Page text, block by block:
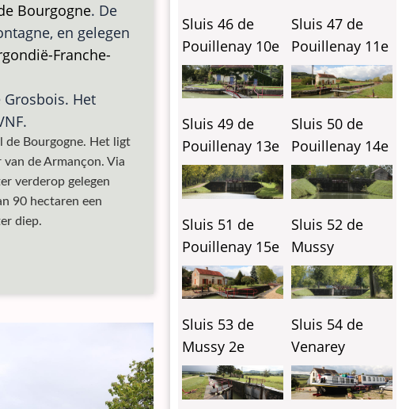
Bourgogne. De
en gelegen
Franche-
Het
de Bourgogne. Het ligt
de Armançon. Via
verderop gelegen
90 hectaren een
diep.
Sluis 46 de
Pouillenay 10e
Sluis 47 de
Pouillenay 11e
Sluis 49 de
Pouillenay 13e
Sluis 50 de
Pouillenay 14e
Sluis 51 de
Pouillenay 15e
Sluis 52 de
Mussy
Sluis 53 de
Mussy 2e
Sluis 54 de
Venarey